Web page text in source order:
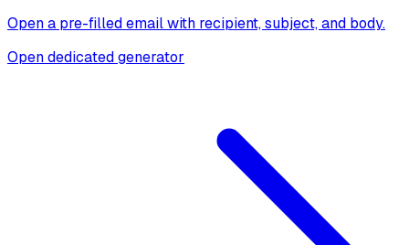
Open a pre-filled email with recipient, subject, and body.
Open dedicated generator